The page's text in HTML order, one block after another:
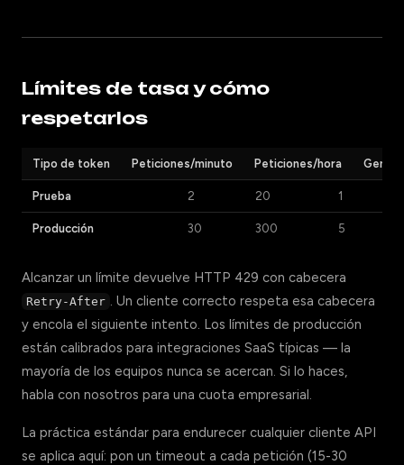
Límites de tasa y cómo
respetarlos
Tipo de token Peticiones/minuto Peticiones/hora
Prueba 2 20 1
Producción 30 300 5
Alcanzar un límite devuelve HTTP 429 con cabecera
Retry-After . Un cliente correcto respeta esa cabecera
y encola el siguiente intento. Los límites de producción
están calibrados para integraciones SaaS típicas — la
mayoría de los equipos nunca se acercan. Si lo haces,
habla con nosotros para una cuota empresarial.
La práctica estándar para endurecer cualquier cliente API
se aplica aquí: pon un timeout a cada petición (15-30